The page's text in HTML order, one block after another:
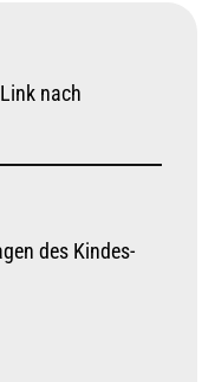
nach
des Kindes-